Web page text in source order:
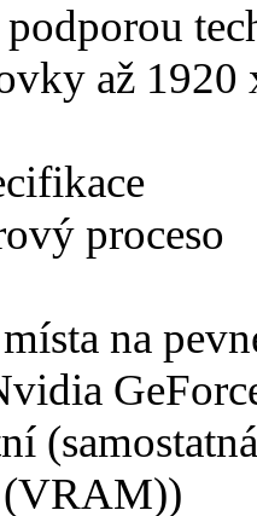
až 1920
proceso
na
(VRAM))